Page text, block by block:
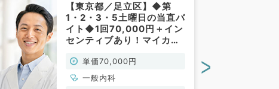
【東京都／足立区】◆第
1・2・3・5土曜日の当直バ
イト◆1回70,000円＋イン
センティブあり！マイカー
非常勤）
単価70,000円
一般内科
>